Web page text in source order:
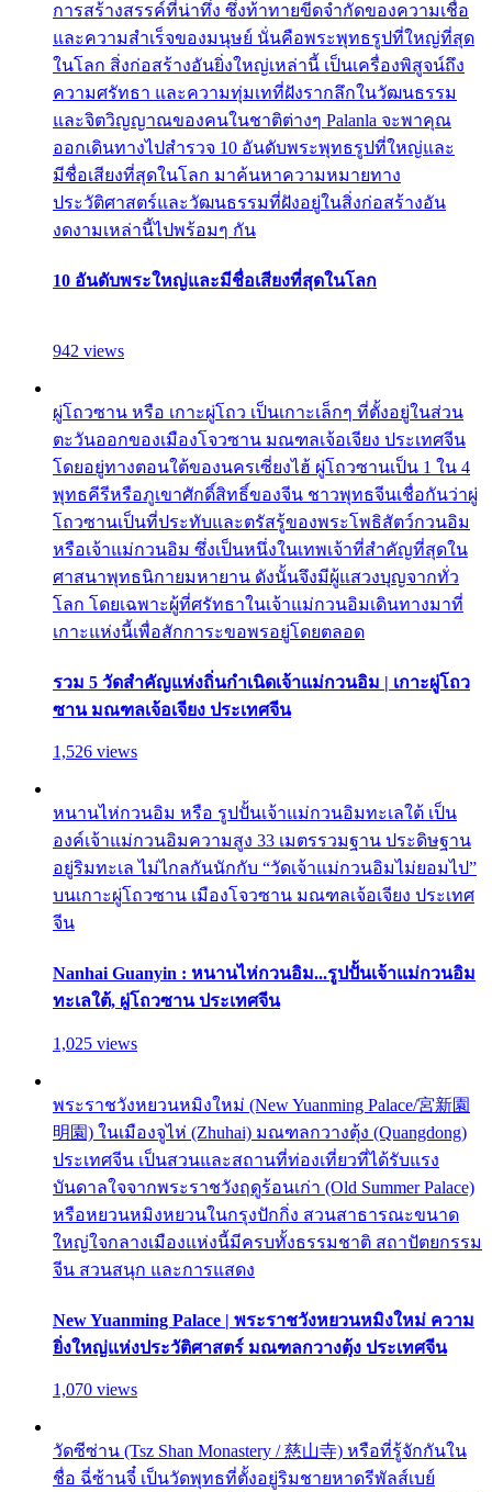
การสร้างสรรค์ที่น่าทึ่ง ซึ่งท้าทายขีดจำกัดของความเชื่อ
และความสำเร็จของมนุษย์ นั่นคือพระพุทธรูปที่ใหญ่ที่สุด
ในโลก สิ่งก่อสร้างอันยิ่งใหญ่เหล่านี้ เป็นเครื่องพิสูจน์ถึง
ความศรัทธา และความทุ่มเทที่ฝังรากลึกในวัฒนธรรม
และจิตวิญญาณของคนในชาติต่างๆ Palanla จะพาคุณ
ออกเดินทางไปสำรวจ 10 อันดับพระพุทธรูปที่ใหญ่และ
มีชื่อเสียงที่สุดในโลก มาค้นหาความหมายทาง
ประวัติศาสตร์และวัฒนธรรมที่ฝังอยู่ในสิ่งก่อสร้างอัน
งดงามเหล่านี้ไปพร้อมๆ กัน
10 อันดับพระใหญ่และมีชื่อเสียงที่สุดในโลก
942 views
ผู่โถวซาน หรือ เกาะผู่โถว เป็นเกาะเล็กๆ ที่ตั้งอยู่ในส่วน
ตะวันออกของเมืองโจวซาน มณฑลเจ้อเจียง ประเทศจีน
โดยอยู่ทางตอนใต้ของนครเซี่ยงไฮ้ ผู่โถวซานเป็น 1 ใน 4
พุทธคีรีหรือภูเขาศักดิ์สิทธิ์ของจีน ชาวพุทธจีนเชื่อกันว่าผู่
โถวซานเป็นที่ประทับและตรัสรู้ของพระโพธิสัตว์กวนอิม
หรือเจ้าแม่กวนอิม ซึ่งเป็นหนึ่งในเทพเจ้าที่สำคัญที่สุดใน
ศาสนาพุทธนิกายมหายาน ดังนั้นจึงมีผู้แสวงบุญจากทั่ว
โลก โดยเฉพาะผู้ที่ศรัทธาในเจ้าแม่กวนอิมเดินทางมาที่
เกาะแห่งนี้เพื่อสักการะขอพรอยู่โดยตลอด
รวม 5 วัดสำคัญแห่งถิ่นกำเนิดเจ้าแม่กวนอิม | เกาะผู่โถว
ซาน มณฑลเจ้อเจียง ประเทศจีน
1,526 views
หนานไห่กวนอิม หรือ รูปปั้นเจ้าแม่กวนอิมทะเลใต้ เป็น
องค์เจ้าแม่กวนอิมความสูง 33 เมตรรวมฐาน ประดิษฐาน
อยู่ริมทะเล ไม่ไกลกันนักกับ “วัดเจ้าแม่กวนอิมไม่ยอมไป”
บนเกาะผู่โถวซาน เมืองโจวซาน มณฑลเจ้อเจียง ประเทศ
จีน
Nanhai Guanyin : หนานไห่กวนอิม...รูปปั้นเจ้าแม่กวนอิม
ทะเลใต้, ผู่โถวซาน ประเทศจีน
1,025 views
พระราชวังหยวนหมิงใหม่ (New Yuanming Palace/宮新園
明園) ในเมืองจูไห่ (Zhuhai) มณฑลกวางตุ้ง (Quangdong)
ประเทศจีน เป็นสวนและสถานที่ท่องเที่ยวที่ได้รับแรง
บันดาลใจจากพระราชวังฤดูร้อนเก่า (Old Summer Palace)
หรือหยวนหมิงหยวนในกรุงปักกิ่ง สวนสาธารณะขนาด
ใหญ่ใจกลางเมืองแห่งนี้มีครบทั้งธรรมชาติ สถาปัตยกรรม
จีน สวนสนุก และการแสดง
New Yuanming Palace | พระราชวังหยวนหมิงใหม่ ความ
ยิ่งใหญ่แห่งประวัติศาสตร์ มณฑลกวางตุ้ง ประเทศจีน
1,070 views
วัดซีซ่าน (Tsz Shan Monastery / 慈山寺) หรือที่รู้จักกันใน
ชื่อ ฉี่ซ้านจี๋ เป็นวัดพุทธที่ตั้งอยู่ริมชายหาดรีพัลส์เบย์